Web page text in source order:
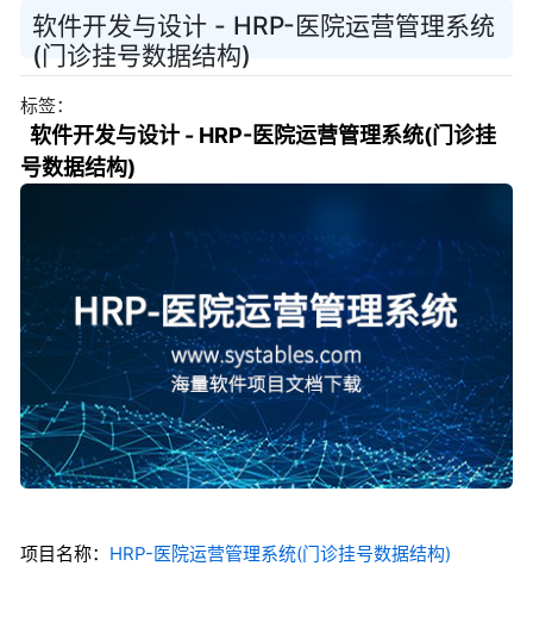
软件开发与设计 - HRP-医院运营管理系统
(门诊挂号数据结构)
标签：
软件开发与设计 - HRP-医院运营管理系统(门诊挂
号数据结构)
项目名称： HRP-医院运营管理系统(门诊挂号数据结构)